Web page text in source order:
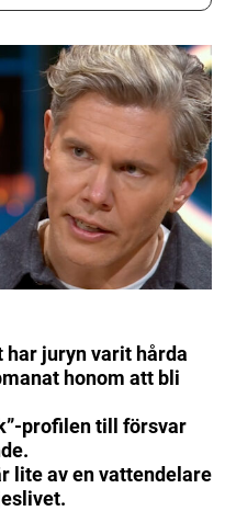
har juryn varit hårda
honom att bli
profilen till försvar
lite av en vattendelare